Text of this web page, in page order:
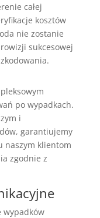
całej
kosztów
nie zostanie
sukcesowej
po wypadkach.
i
garantiujemy
naszym klientom
zgodnie z
wypadków